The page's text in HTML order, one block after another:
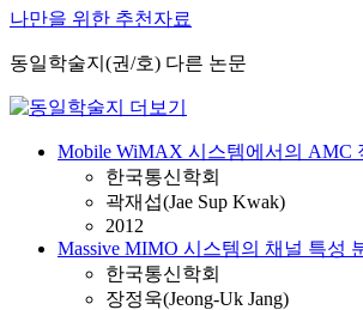
나만을 위한 추천자료
동일학술지(권/호) 다른 논문
Mobile WiMAX 시스템에서의 AMC
한국통신학회
곽재섭(Jae Sup Kwak)
2012
Massive MIMO 시스템의 채널 특성
한국통신학회
장정욱(Jeong-Uk Jang)